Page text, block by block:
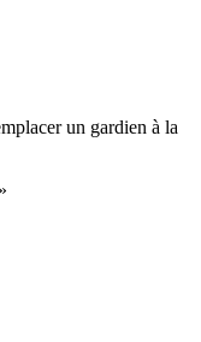
un gardien à la